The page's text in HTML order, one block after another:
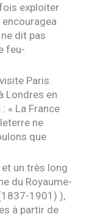
exploiter
dit pas
feu-
Paris.
Londres en
« La France
ne
que
un très long
du Royaume-
1901) ),
à partir de